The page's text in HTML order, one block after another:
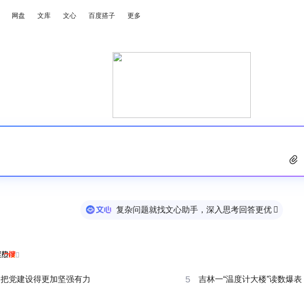
网盘 文库 文心 百度搭子 更多
复杂问题就找文心助手，深入思考回答更优 

把党建设得更加坚强有力 5 吉林一“温度计大楼”读数爆表